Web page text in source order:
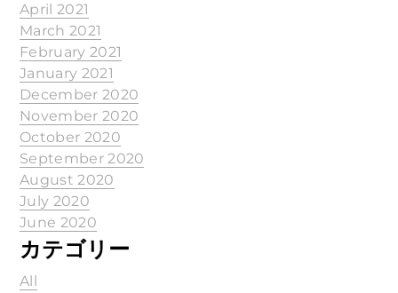
April 2021
March 2021
February 2021
January 2021
December 2020
November 2020
October 2020
September 2020
August 2020
July 2020
June 2020
カテゴリー
All